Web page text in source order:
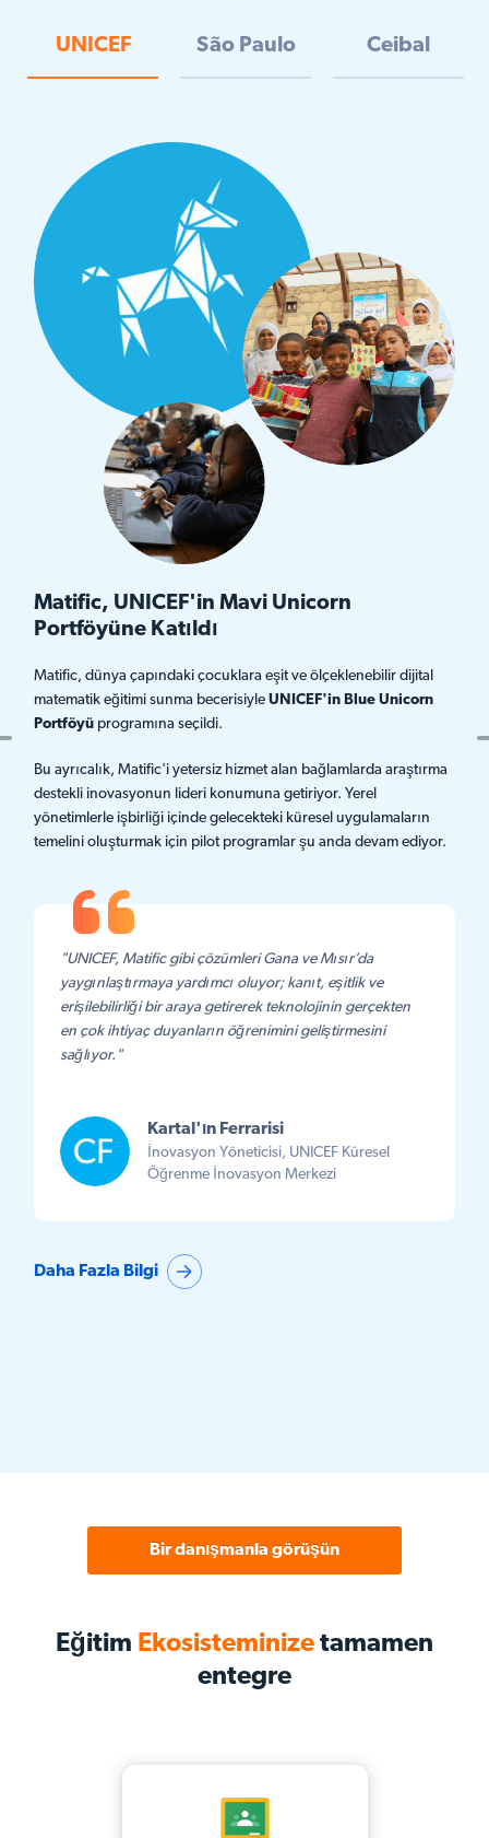
UNICEF São Paulo Ceibal
Matific, UNICEF'in Mavi Unicorn
Portföyüne Katıldı
Matific, dünya çapındaki çocuklara eşit ve ölçeklenebilir dijital
matematik eğitimi sunma becerisiyle UNICEF'in Blue Unicorn
Portföyü programına seçildi.
Bu ayrıcalık, Matific'i yetersiz hizmet alan bağlamlarda araştırma
destekli inovasyonun lideri konumuna getiriyor. Yerel
yönetimlerle işbirliği içinde gelecekteki küresel uygulamaların
temelini oluşturmak için pilot programlar şu anda devam ediyor.
"UNICEF, Matific gibi çözümleri Gana ve Mısır’da
yaygınlaştırmaya yardımcı oluyor; kanıt, eşitlik ve
erişilebilirliği bir araya getirerek teknolojinin gerçekten
en çok ihtiyaç duyanların öğrenimini geliştirmesini
sağlıyor."
Kartal'ın Ferrarisi
İnovasyon Yöneticisi, UNICEF Küresel
Öğrenme İnovasyon Merkezi
Daha Fazla Bilgi
Bir danışmanla görüşün
Eğitim Ekosisteminize tamamen
entegre